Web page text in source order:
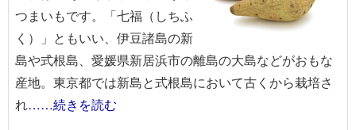
つまいもです。「七福（しちふ
く）」ともいい、伊豆諸島の新
島や式根島、愛媛県新居浜市の離島の大島などがおもな
産地。東京都では新島と式根島において古くから栽培さ
れ……続きを読む